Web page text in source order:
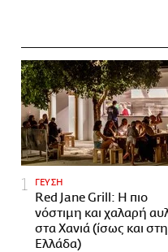
ΓΕΥΣΗ
Red Jane Grill: Η πιο
νόστιμη και χαλαρή
στα Χανιά (ίσως και
Ελλάδα)